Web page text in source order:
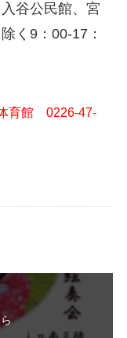
谷公民館、宮
く9：00-17：
育館 0226-47-